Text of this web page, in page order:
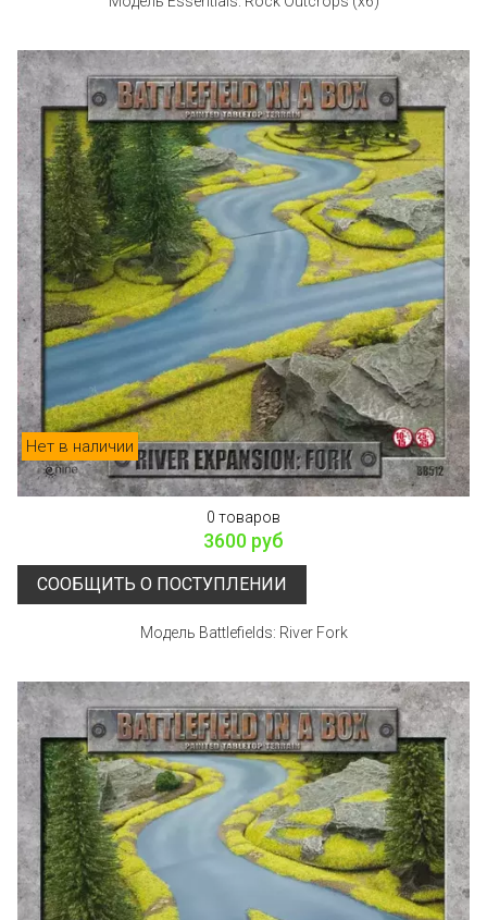
Нет в наличии
0 товаров
3600 руб
СООБЩИТЬ О ПОСТУПЛЕНИИ
Модель Battlefields: River Fork